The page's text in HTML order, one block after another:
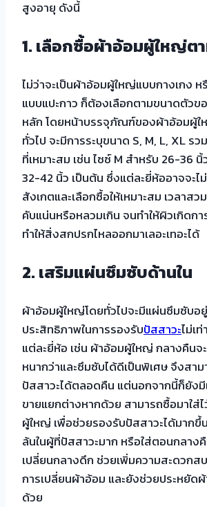
สูงอายุ ดังนี้
1. เลือกซื้อผ้าอ้อมผู้ใหญ่ต
ไม่ว่าจะเป็นผ้าอ้อมผู้ใหญ่แบบกางเกง
แบบแปะกาว ก็ต้องเลือกตามขนาดตัวข
หลัก โดยหน้าบรรจุภัณฑ์ของผ้าอ้อมผู้ใ
ทั่วไป จะมีการระบุขนาด S, M, L, XL ร
ที่เหมาะสม เช่น ไซซ์ M สำหรับ 26-36
32-42 นิ้ว เป็นต้น ซึ่งแต่ละยี่ห้ออาจจะไ
สังเกตและเลือกซื้อให้เหมาะสม เวลาสว
คับแน่นหรือหลวมเกิน จนทำให้ผิวเกิดก
ทำให้สิ่งสกปรกไหลออกมาเลอะเทอะได้
2. เสริมแผ่นซึมซับด้านใน
ผ้าอ้อมผู้ใหญ่โดยทั่วไปจะมีแผ่นซึมซับอ
ประสิทธิภาพในการรองรับปัสสาวะไม่เ
แต่ละยี่ห้อ เช่น ผ้าอ้อมผู้ใหญ่ กลางคืน
หนากว่าและซึมซับได้ดีเป็นพิเศษ จึงสา
ปัสสาวะได้ตลอดคืน แต่นอกจากนี้ก็ยัง
ขายแยกต่างหากด้วย สามารถซื้อมาใส่
ผู้ใหญ่ เพื่อช่วยรองรับปัสสาวะได้มากขึ้
ล้นในผู้ที่ปัสสาวะมาก หรือใส่ตอนกลาง
เปลี่ยนกลางดึก ช่วยเพิ่มความสะดวกส
การเปลี่ยนผ้าอ้อม และยังช่วยประหยัด
ด้วย